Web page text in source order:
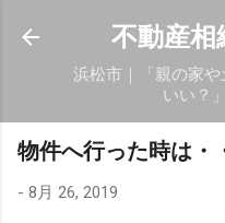
スキップしてメ
不動産
浜松市｜「親の家
いい？
物件へ行った時は・
- 8月 26, 2019